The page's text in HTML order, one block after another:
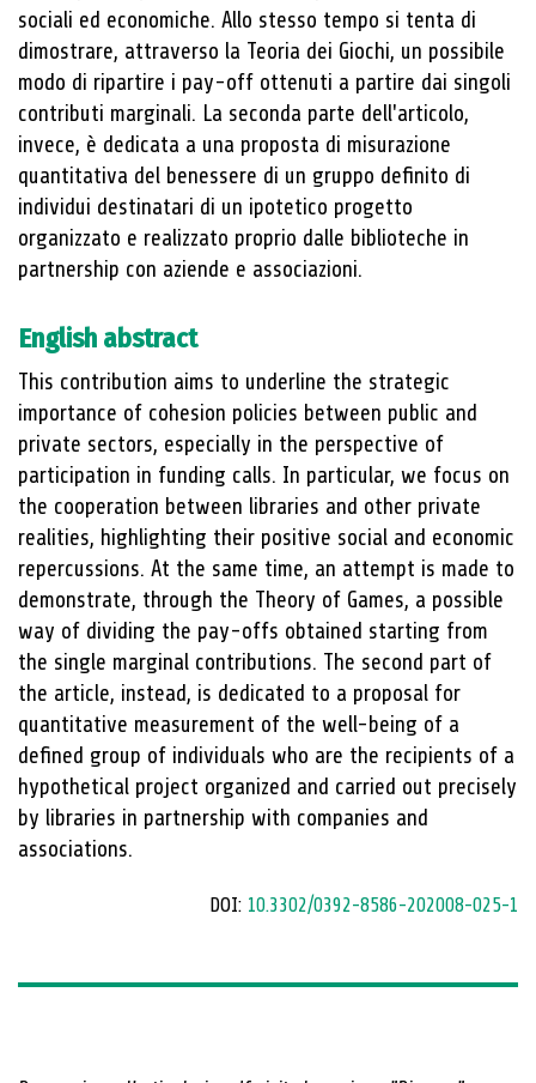
sociali ed economiche. Allo stesso tempo si tenta di
dimostrare, attraverso la Teoria dei Giochi, un possibile
modo di ripartire i pay-off ottenuti a partire dai singoli
contributi marginali. La seconda parte dell'articolo,
invece, è dedicata a una proposta di misurazione
quantitativa del benessere di un gruppo definito di
individui destinatari di un ipotetico progetto
organizzato e realizzato proprio dalle biblioteche in
partnership con aziende e associazioni.
English abstract
This contribution aims to underline the strategic
importance of cohesion policies between public and
private sectors, especially in the perspective of
participation in funding calls. In particular, we focus on
the cooperation between libraries and other private
realities, highlighting their positive social and economic
repercussions. At the same time, an attempt is made to
demonstrate, through the Theory of Games, a possible
way of dividing the pay-offs obtained starting from
the single marginal contributions. The second part of
the article, instead, is dedicated to a proposal for
quantitative measurement of the well-being of a
defined group of individuals who are the recipients of a
hypothetical project organized and carried out precisely
by libraries in partnership with companies and
associations.
DOI: 10.3302/0392-8586-202008-025-1